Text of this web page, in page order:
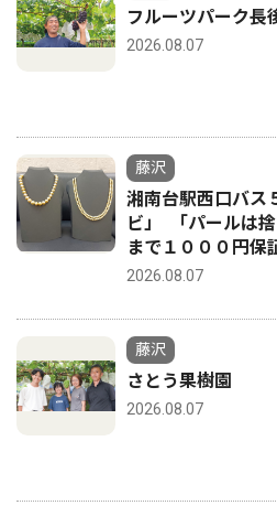
フルーツパーク長
2026.08.07
藤沢
湘南台駅西口バ
ビ」 ｢パールは
まで１０００円保
2026.08.07
藤沢
さとう果樹園
2026.08.07